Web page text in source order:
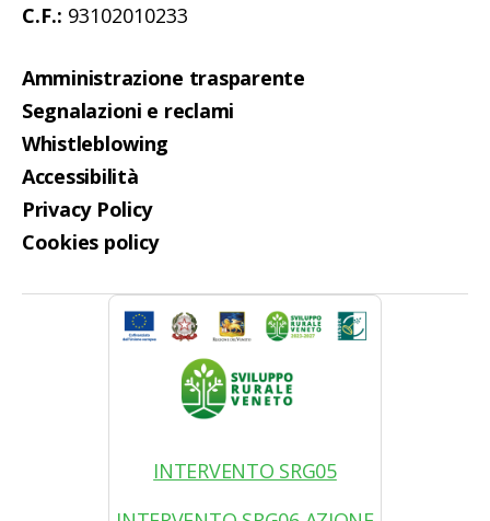
C.F.: 93102010233
Amministrazione trasparente
Segnalazioni e reclami
Whistleblowing
Accessibilità
Privacy Policy
Cookies policy
INTERVENTO SRG05